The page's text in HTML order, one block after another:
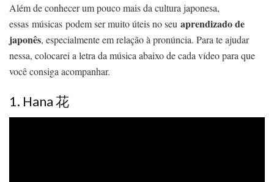
Além de conhecer um pouco mais da cultura japonesa,
essas músicas podem ser muito úteis no seu aprendizado de
japonês, especialmente em relação à pronúncia. Para te ajudar
nessa, colocarei a letra da música abaixo de cada vídeo para que
você consiga acompanhar.
1. Hana 花